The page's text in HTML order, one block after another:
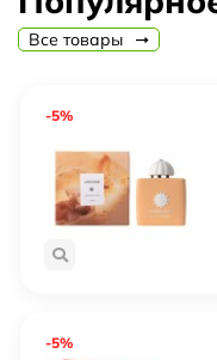
глубокую
Все товары
-5%
-5%